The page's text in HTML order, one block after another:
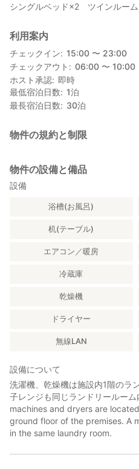
シングルベッド×2 ツインルーム
利用案内
チェックイン
15:00 〜 23:00
チェックアウト
06:00 〜 10:00
ホスト承認
即時
最低宿泊日数
1泊
最長宿泊日数
30泊
物件の規約と制限
物件の設備と備品
設備
浴槽(お風呂)
机(テーブル)
エアコン／暖房
冷蔵庫
乾燥機
ドライヤー
無線LAN
設備について
洗濯機、乾燥機は施設内1階のラ
子レンジも同じランドリールー
machines and dryers are
ground floor of the premises. A
in the same laundry room.